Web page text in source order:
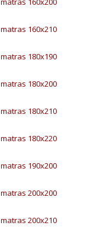
matras 160x210
matras 180x190
matras 180x200
matras 180x210
matras 180x220
matras 190x200
matras 200x200
matras 200x210